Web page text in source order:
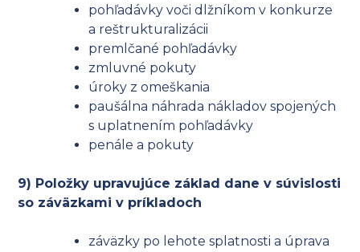
pohľadávky voči dlžníkom v konkurze
a reštrukturalizácii
premlčané pohľadávky
zmluvné pokuty
úroky z omeškania
paušálna náhrada nákladov spojených
s uplatnením pohľadávky
penále a pokuty
9) Položky upravujúce základ dane v súvislosti
so záväzkami v príkladoch
záväzky po lehote splatnosti a úprava